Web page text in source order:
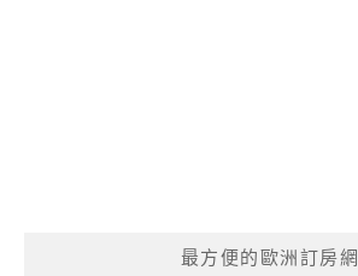
最方便的歐洲訂房網